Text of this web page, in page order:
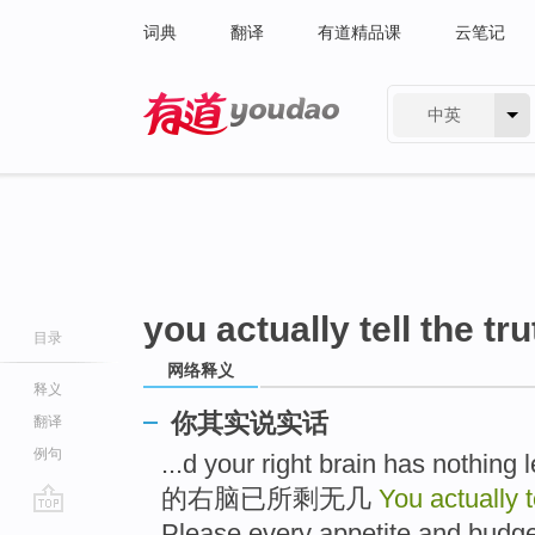
词典 翻译 有道精品课 云笔记
中英
目录
释义
翻译
例句
you actually tell the
网络释义
你其实说实话
...d your right brain has nothing
的右脑已所剩无几 You actually